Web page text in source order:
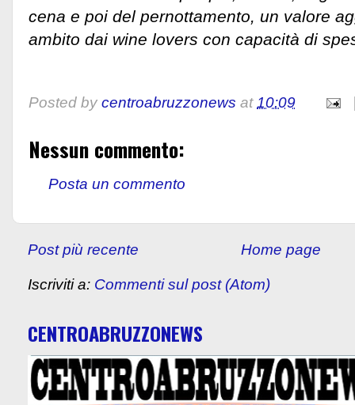
cena e poi del pernottamento, un valore
ambito dai wine lovers con capacità di
Posted by centroabruzzonews at10:09
Nessun commento:
Posta un commento
Post più recente Home page
Iscriviti a: Commenti sul post (Atom)
CENTROABRUZZONEWS